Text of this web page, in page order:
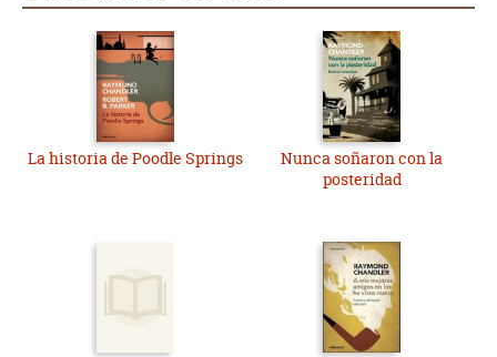
La historia de Poodle Springs
Nunca soñaron con la
posteridad